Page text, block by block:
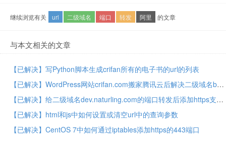
继续浏览有关 url 二级域名 端口 转发 阿里 的文章
与本文相关的文章
【已解决】写Python脚本生成crifan所有的电子书的url的列表
【已解决】WordPress网站crifan.com搬家腾讯云后解决二级域名book.crifan.com的页面访问
【已解决】给二级域名dev.naturling.com的端口转发后添加https支持
【已解决】html和js中如何设置或清空url中的查询参数
【已解决】CentOS 7中如何通过iptables添加https的443端口